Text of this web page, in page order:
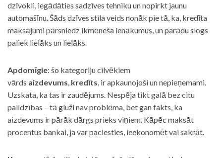
dzīvokli, iegādāties sadzīves tehniku un nopirkt jaunu
automašīnu. Šāds dzīves stila veids nonāk pie tā, ka, kredīta
maksājumi pārsniedz ikmēneša ienākumus, un parādu slogs
paliek lielāks un lielāks.
Apdomīgie: šo kategoriju cilvēkiem
vārds aizdevums, kredīts, ir apkaunojoši un nepieņemami.
Uzskata, ka tas ir zaudējums. Nespēja tikt galā bez citu
palīdzības – tā gluži nav problēma, bet gan fakts, ka
aizdevums ir pārāk dārgs prieks viņiem. Kāpēc maksāt
procentus bankai, ja var paciesties, ieekonomēt vai sakrāt.